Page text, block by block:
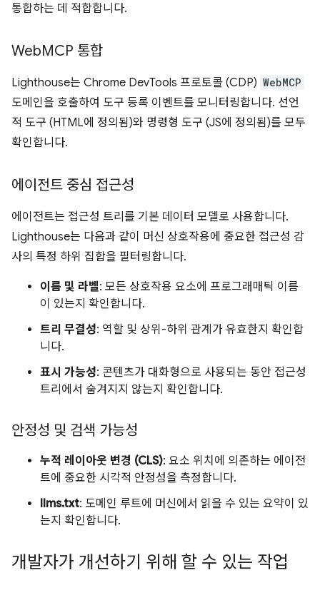
통합하는 데 적합합니다.
WebMCP 통합
Lighthouse는 Chrome DevTools 프로토콜 (CDP) WebMCP
도메인을 호출하여 도구 등록 이벤트를 모니터링합니다. 선언
적 도구 (HTML에 정의됨)와 명령형 도구 (JS에 정의됨)를 모두
확인합니다.
에이전트 중심 접근성
에이전트는 접근성 트리를 기본 데이터 모델로 사용합니다.
Lighthouse는 다음과 같이 머신 상호작용에 중요한 접근성 감
사의 특정 하위 집합을 필터링합니다.
이름 및 라벨: 모든 상호작용 요소에 프로그래매틱 이름
이 있는지 확인합니다.
트리 무결성: 역할 및 상위-하위 관계가 유효한지 확인합
니다.
표시 가능성: 콘텐츠가 대화형으로 사용되는 동안 접근성
트리에서 숨겨지지 않는지 확인합니다.
안정성 및 검색 가능성
누적 레이아웃 변경 (CLS): 요소 위치에 의존하는 에이전
트에 중요한 시각적 안정성을 측정합니다.
llms.txt: 도메인 루트에 머신에서 읽을 수 있는 요약이 있
는지 확인합니다.
개발자가 개선하기 위해 할 수 있는 작업